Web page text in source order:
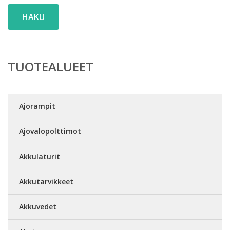
HAKU
TUOTEALUEET
Ajorampit
Ajovalopolttimot
Akkulaturit
Akkutarvikkeet
Akkuvedet